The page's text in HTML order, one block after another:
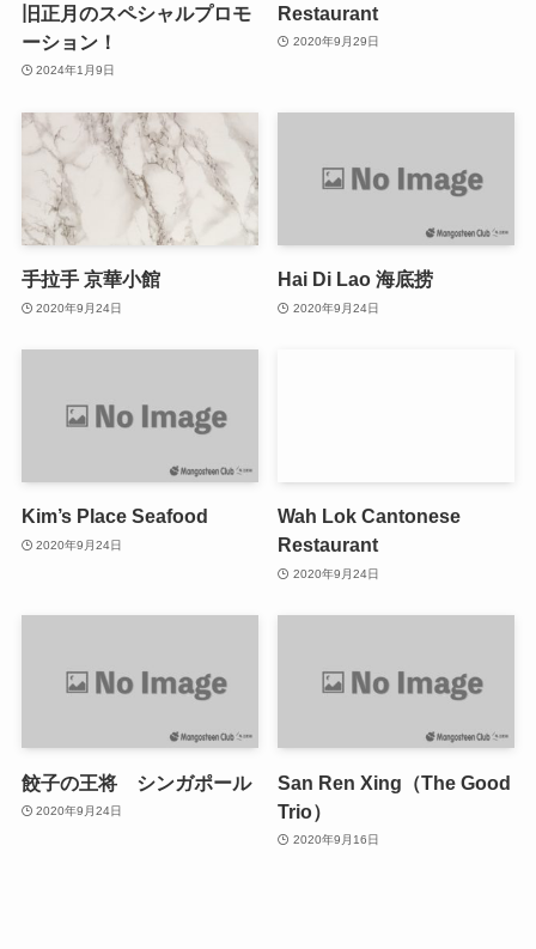
旧正月のスペシャルプロモ
ーション！
2024年1月9日
Restaurant
2020年9月29日
手拉手 京華小館
2020年9月24日
Hai Di Lao 海底捞
2020年9月24日
Kim’s Place Seafood
2020年9月24日
Wah Lok Cantonese
Restaurant
2020年9月24日
餃子の王将 シンガポール
2020年9月24日
San Ren Xing（The Good
Trio）
2020年9月16日